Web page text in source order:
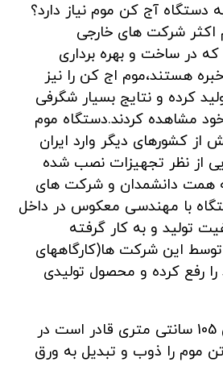
دستگاه آج کن موم نیاز دارد؟
اکثر شرکت های خارجی
که در ساخت و بهره برداری
هستند،موم اج کن را نیز
کرده و نتایج بسیار شگرفی
مشاهده کردند.دستگاه موم
پیش از کشورهای دیگر وارد ایران
از نظر تجهیزات نصب شده
همت دانشمدان و شرکت های
با مهندسی معکوس در داخل
تولید و به کار گرفته
توسط این شرکت ها(کارگاههای
رفع کرده و محصول تولیدی
یک دستگاه با والس 105 سانتی متری قادر است در
طول شبانه روز تا 2 تن موم را ذوب و تبدیل به ورق